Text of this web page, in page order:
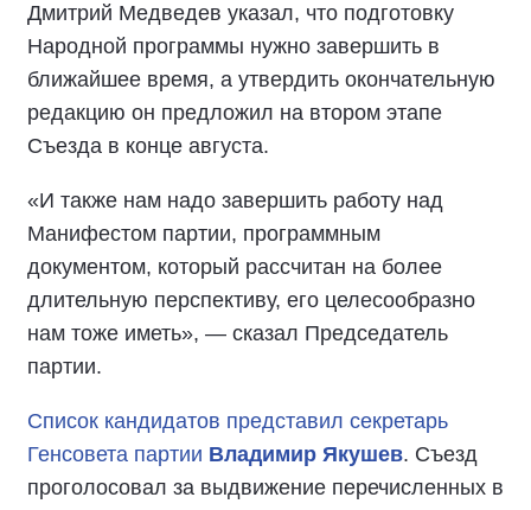
Дмитрий Медведев указал, что подготовку
Народной программы нужно завершить в
ближайшее время, а утвердить окончательную
редакцию он предложил на втором этапе
Съезда в конце августа.
«И также нам надо завершить работу над
Манифестом партии, программным
документом, который рассчитан на более
длительную перспективу, его целесообразно
нам тоже иметь», — сказал Председатель
партии.
Список кандидатов представил секретарь
Генсовета партии Владимир Якушев. Съезд
проголосовал за выдвижение перечисленных в